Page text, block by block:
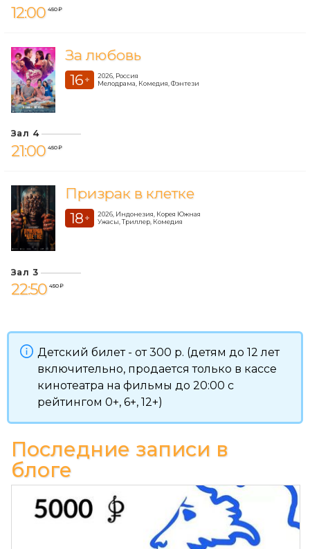
12:00 450 ₽
За любовь
16 +
2026, Россия
Мелодрама, Комедия, Фэнтези
Зал 4
21:00 450 ₽
Призрак в клетке
18 +
2026, Индонезия, Корея Южная
Ужасы, Триллер, Комедия
Зал 3
22:50 450 ₽
Детский билет - от 300 р. (детям до 12 лет
включительно, продается только в кассе
кинотеатра на фильмы до 20:00 с
рейтингом 0+, 6+, 12+)
Последние записи в
блоге